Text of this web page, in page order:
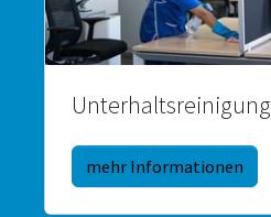
Unterhaltsreinigung
mehr Informationen